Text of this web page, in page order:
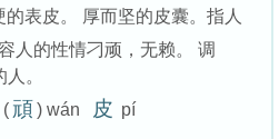
的表皮。 厚而坚的皮囊。指人
人的性情刁顽，无赖。 调
。
( 頑) wán 皮 pí